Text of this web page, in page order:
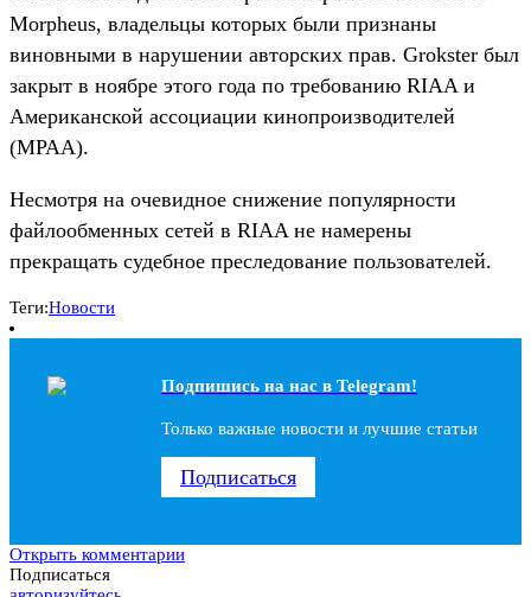
Morpheus, владельцы которых были признаны
виновными в нарушении авторских прав. Grokster был
закрыт в ноябре этого года по требованию RIAA и
Американской ассоциации кинопроизводителей
(MPAA).
Несмотря на очевидное снижение популярности
файлообменных сетей в RIAA не намерены
прекращать судебное преследование пользователей.
Теги:Новости
Подпишись на наc в Telegram!
Только важные новости и лучшие статьи
Подписаться
Открыть комментарии
Подписаться